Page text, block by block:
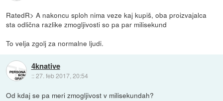
RatedR> A nakoncu sploh nima veze kaj kupiš, oba proizvajalca
sta odlična razlike zmogljivosti so pa par milisekund
To velja zgolj za normalne ljudi.
4knative
::27. feb 2017, 20:54
Od kdaj se pa meri zmogljivost v milisekundah?